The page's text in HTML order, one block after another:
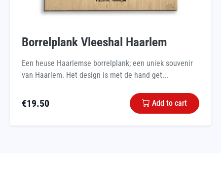
Borrelplank Vleeshal Haarlem
Een heuse Haarlemse borrelplank; een uniek souvenir
van Haarlem. Het design is met de hand get...
€19.50 Add to cart